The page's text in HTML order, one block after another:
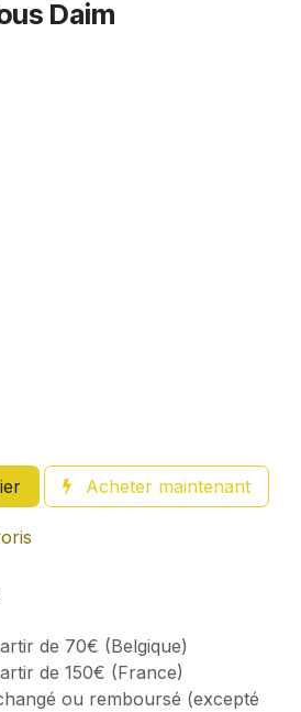
Daim
Acheter maintenant
de 70€ (Belgique)
de 150€ (France)
ou remboursé (excepté